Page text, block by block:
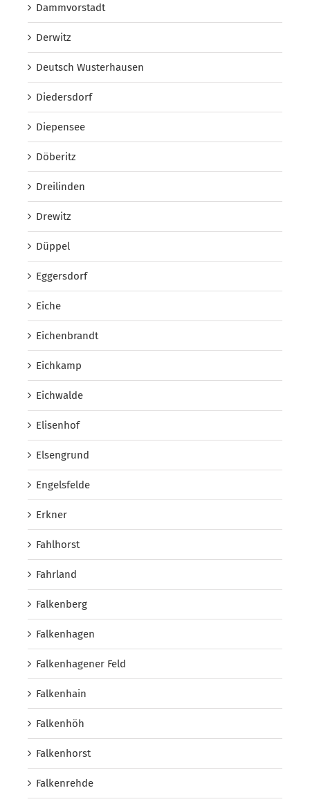
Dammvorstadt
Derwitz
Deutsch Wusterhausen
Diedersdorf
Diepensee
Döberitz
Dreilinden
Drewitz
Düppel
Eggersdorf
Eiche
Eichenbrandt
Eichkamp
Eichwalde
Elisenhof
Elsengrund
Engelsfelde
Erkner
Fahlhorst
Fahrland
Falkenberg
Falkenhagen
Falkenhagener Feld
Falkenhain
Falkenhöh
Falkenhorst
Falkenrehde